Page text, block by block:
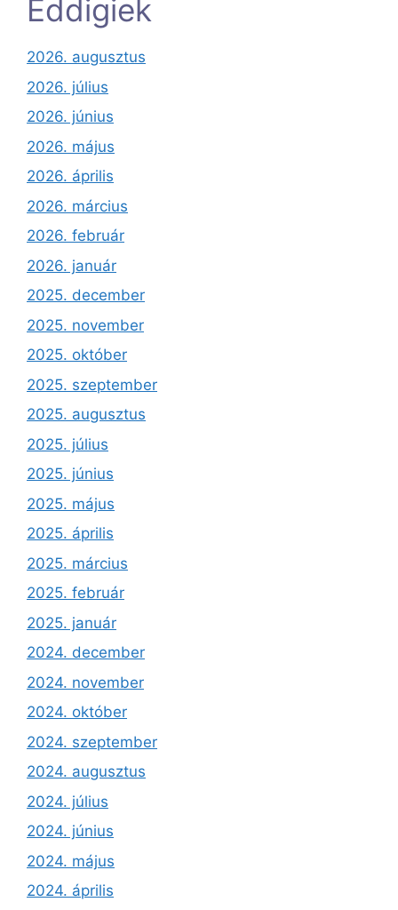
Eddigiek
2026. augusztus
2026. július
2026. június
2026. május
2026. április
2026. március
2026. február
2026. január
2025. december
2025. november
2025. október
2025. szeptember
2025. augusztus
2025. július
2025. június
2025. május
2025. április
2025. március
2025. február
2025. január
2024. december
2024. november
2024. október
2024. szeptember
2024. augusztus
2024. július
2024. június
2024. május
2024. április